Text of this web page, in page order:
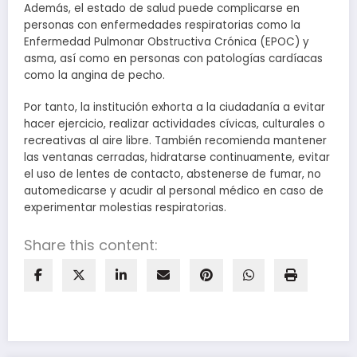
Además, el estado de salud puede complicarse en
personas con enfermedades respiratorias como la
Enfermedad Pulmonar Obstructiva Crónica (EPOC) y
asma, así como en personas con patologías cardíacas
como la angina de pecho.
Por tanto, la institución exhorta a la ciudadanía a evitar
hacer ejercicio, realizar actividades cívicas, culturales o
recreativas al aire libre. También recomienda mantener
las ventanas cerradas, hidratarse continuamente, evitar
el uso de lentes de contacto, abstenerse de fumar, no
automedicarse y acudir al personal médico en caso de
experimentar molestias respiratorias.
Share this content: